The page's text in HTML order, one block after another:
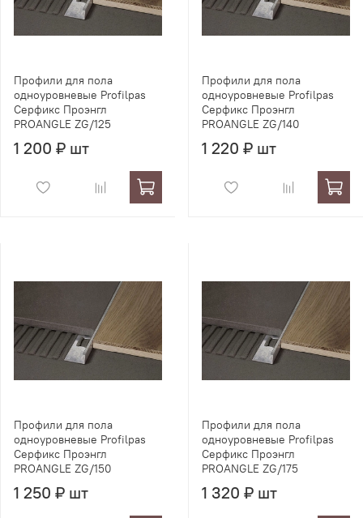
Профили для пола
одноуровневые Profilpas
Серфикс Проэнгл
PROANGLE ZG/125
1 200 ₽ шт
Профили для пола
одноуровневые Profilpas
Серфикс Проэнгл
PROANGLE ZG/140
1 220 ₽ шт
Профили для пола
одноуровневые Profilpas
Серфикс Проэнгл
PROANGLE ZG/150
1 250 ₽ шт
Профили для пола
одноуровневые Profilpas
Серфикс Проэнгл
PROANGLE ZG/175
1 320 ₽ шт